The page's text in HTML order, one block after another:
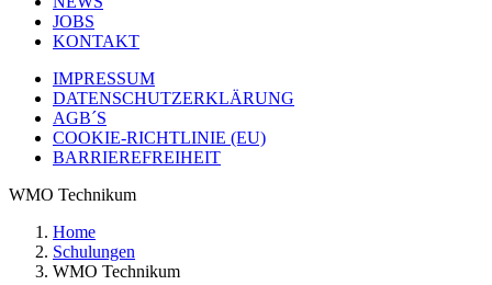
JOBS
KONTAKT
IMPRESSUM
DATENSCHUTZERKLÄRUNG
AGB´S
COOKIE-RICHTLINIE (EU)
BARRIEREFREIHEIT
WMO Technikum
Home
Schulungen
WMO Technikum